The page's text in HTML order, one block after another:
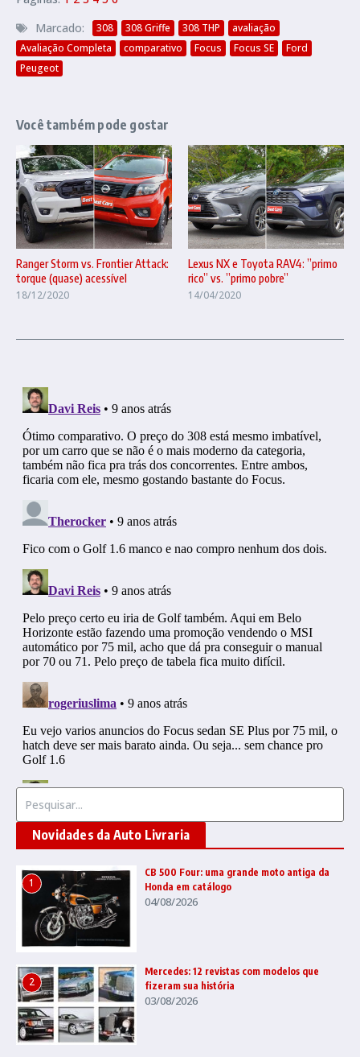
Marcado:
308 308 Griffe 308 THP
avaliação
Avaliação Completa
comparativo Focus Focus SE
Ford
Peugeot
Você também pode gostar
Ranger Storm vs. Frontier Attack:
torque (quase) acessível
18/12/2020
Lexus NX e Toyota RAV4: ”primo
rico” vs. ”primo pobre”
14/04/2020
Novidades da Auto Livraria
1
CB 500 Four: uma grande moto antiga da
Honda em catálogo
04/08/2026
2
Mercedes: 12 revistas com modelos que
fizeram sua história
03/08/2026